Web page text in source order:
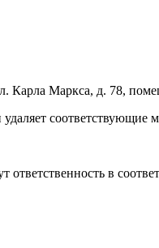
Карла Маркса, д. 78,
соответствующие
в